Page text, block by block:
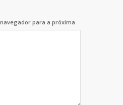
para a próxima